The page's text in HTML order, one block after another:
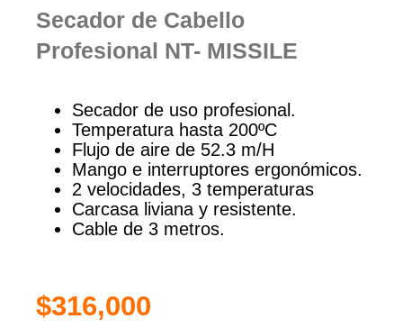
Secador de Cabello
Profesional NT- MISSILE
Secador de uso profesional.
Temperatura hasta 200ºC
Flujo de aire de 52.3 m/H
Mango e interruptores ergonómicos.
2 velocidades, 3 temperaturas
Carcasa liviana y resistente.
Cable de 3 metros.
$316,000